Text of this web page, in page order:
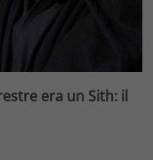
era un Sith: il